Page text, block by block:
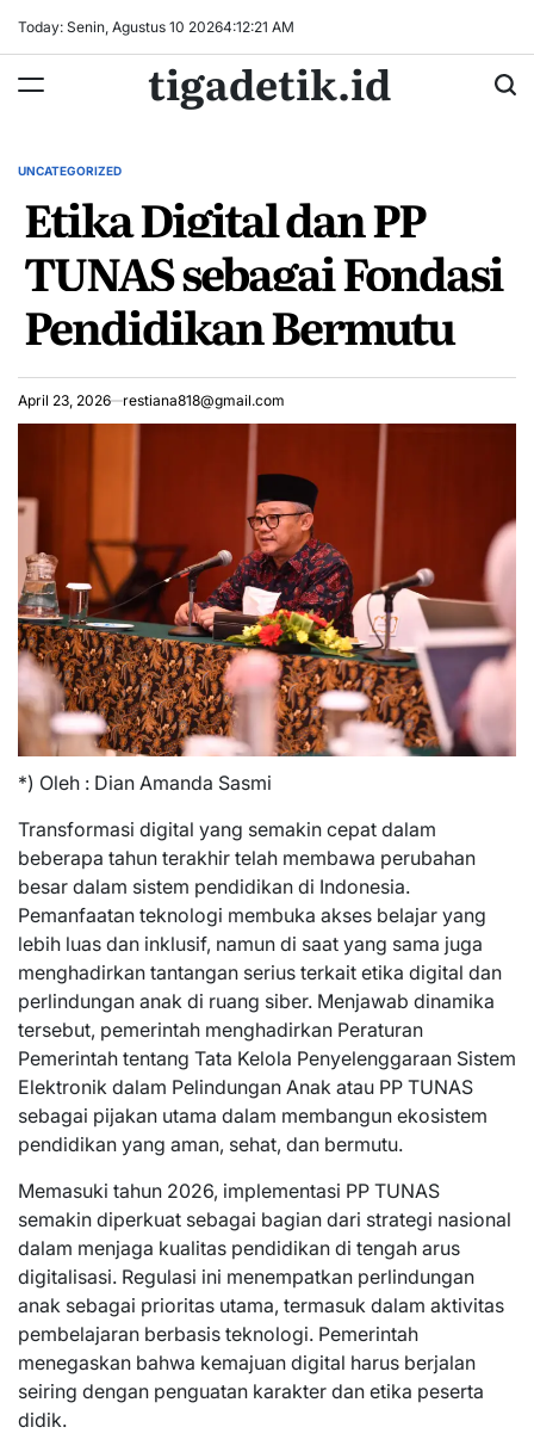
Today: Senin, Agustus 10 20264:12:21 AM
tigadetik.id
POSTED
UNCATEGORIZED
Etika Digital dan PP
TUNAS sebagai Fondasi
Pendidikan Bermutu
April 23, 2026 restiana818@gmail.com
*) Oleh : Dian Amanda Sasmi
Transformasi digital yang semakin cepat dalam
beberapa tahun terakhir telah membawa perubahan
besar dalam sistem pendidikan di Indonesia.
Pemanfaatan teknologi membuka akses belajar yang
lebih luas dan inklusif, namun di saat yang sama juga
menghadirkan tantangan serius terkait etika digital dan
perlindungan anak di ruang siber. Menjawab dinamika
tersebut, pemerintah menghadirkan Peraturan
Pemerintah tentang Tata Kelola Penyelenggaraan Sistem
Elektronik dalam Pelindungan Anak atau PP TUNAS
sebagai pijakan utama dalam membangun ekosistem
pendidikan yang aman, sehat, dan bermutu.
Memasuki tahun 2026, implementasi PP TUNAS
semakin diperkuat sebagai bagian dari strategi nasional
dalam menjaga kualitas pendidikan di tengah arus
digitalisasi. Regulasi ini menempatkan perlindungan
anak sebagai prioritas utama, termasuk dalam aktivitas
pembelajaran berbasis teknologi. Pemerintah
menegaskan bahwa kemajuan digital harus berjalan
seiring dengan penguatan karakter dan etika peserta
didik.